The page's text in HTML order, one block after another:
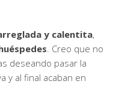
y calentita,
. Creo que no
deseando pasar la
y al final acaban en